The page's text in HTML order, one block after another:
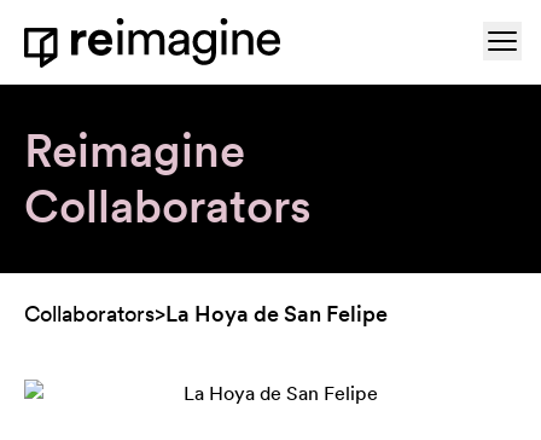
Skip to content
Home
Reimagine
Collaborators
Collaborators>La Hoya de San Felipe